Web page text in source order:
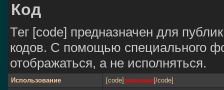
Код
Тег [code] предназначен для
кодов. С помощью специального
отображаться, а не исполняться.
Использование [code]значение[/code]